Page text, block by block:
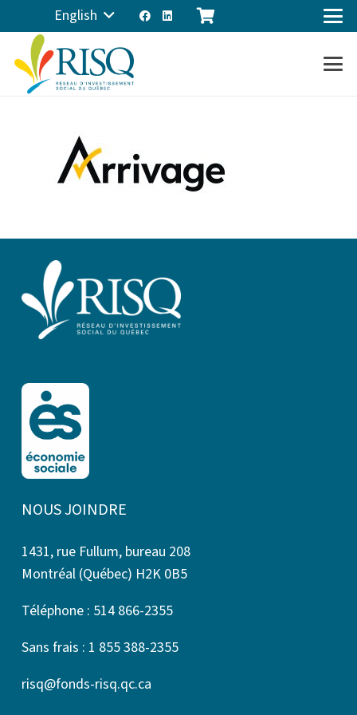
English
NOUS JOINDRE
1431, rue Fullum, bureau 208
Montréal (Québec) H2K 0B5
Téléphone : 514 866-2355
Sans frais : 1 855 388-2355
risq@fonds-risq.qc.ca